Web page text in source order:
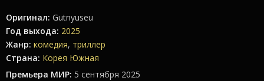
Оригинал: Gutnyuseu
Год выхода: 2025
Жанр: комедия, триллер
Страна: Корея Южная
Премьера МИР: 5 сентября 2025